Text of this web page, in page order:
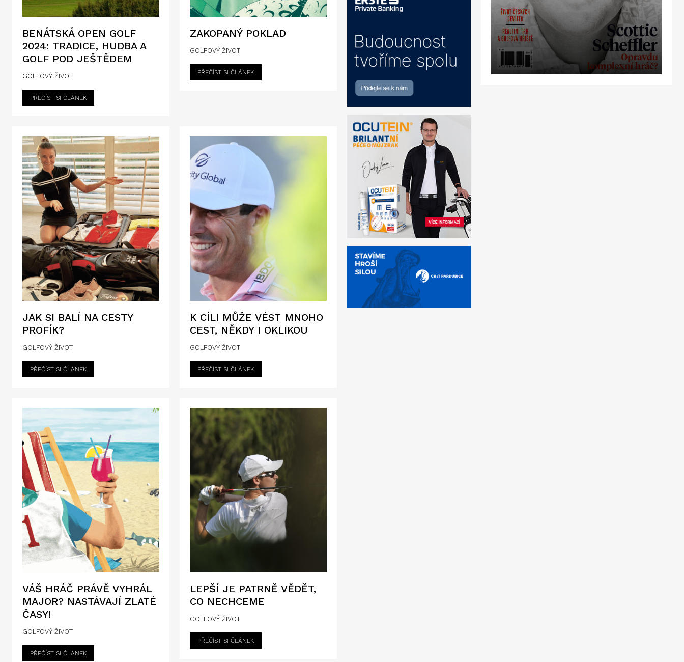
BENÁTSKÁ OPEN GOLF
2024: TRADICE, HUDBA A
GOLF POD JEŠTĚDEM
GOLFOVÝ ŽIVOT
PŘEČÍST SI ČLÁNEK
ZAKOPANÝ POKLAD
GOLFOVÝ ŽIVOT
PŘEČÍST SI ČLÁNEK
JAK SI BALÍ NA CESTY
PROFÍK?
GOLFOVÝ ŽIVOT
PŘEČÍST SI ČLÁNEK
K CÍLI MŮŽE VÉST MNOHO
CEST, NĚKDY I OKLIKOU
GOLFOVÝ ŽIVOT
PŘEČÍST SI ČLÁNEK
VÁŠ HRÁČ PRÁVĚ VYHRÁL
MAJOR? NASTÁVAJÍ ZLATÉ
ČASY!
GOLFOVÝ ŽIVOT
PŘEČÍST SI ČLÁNEK
LEPŠÍ JE PATRNĚ VĚDĚT,
CO NECHCEME
GOLFOVÝ ŽIVOT
PŘEČÍST SI ČLÁNEK